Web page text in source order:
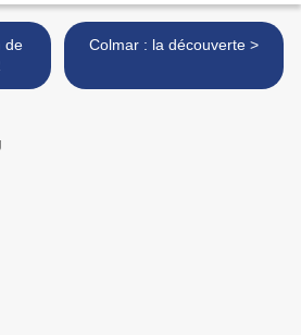
Colmar : la découverte >